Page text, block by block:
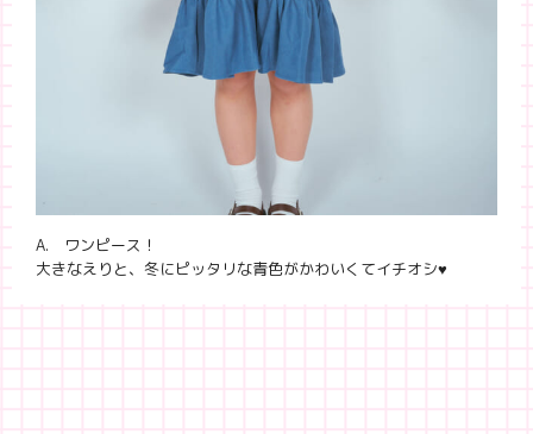
A. ワンピース！
大きなえりと、冬にピッタリな青色がかわいくてイチオシ♥